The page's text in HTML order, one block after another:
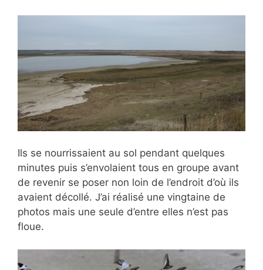
Ils se nourrissaient au sol pendant quelques
minutes puis s’envolaient tous en groupe avant
de revenir se poser non loin de l’endroit d’où ils
avaient décollé. J’ai réalisé une vingtaine de
photos mais une seule d’entre elles n’est pas
floue.